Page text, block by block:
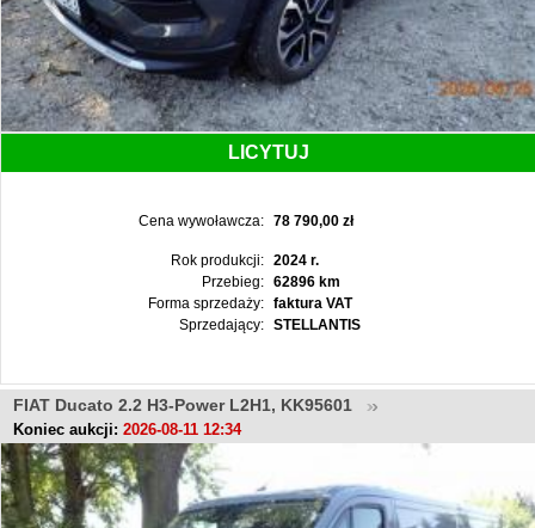
LICYTUJ
Cena wywoławcza: 78 790,00 zł
Rok produkcji:
2024 r.
Przebieg:
62896 km
Forma sprzedaży:
faktura VAT
Sprzedający:
STELLANTIS
FIAT Ducato 2.2 H3-Power L2H1, KK95601
Koniec aukcji: 2026-08-11 12:34